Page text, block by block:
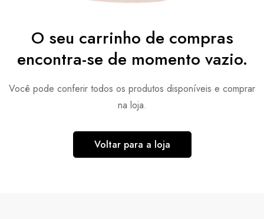
O seu carrinho de compras
encontra-se de momento vazio.
Você pode conferir todos os produtos disponíveis e comprar
na loja.
Voltar para a loja